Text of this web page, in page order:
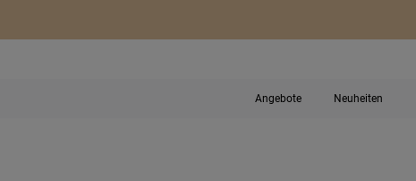
Angebote Neuheiten